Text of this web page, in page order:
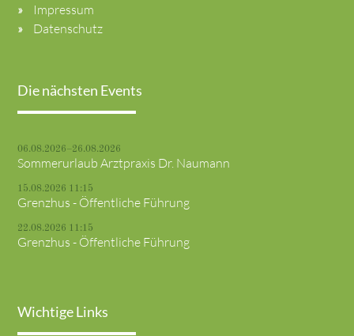
Impressum
Datenschutz
Die nächsten Events
06.08.2026–26.08.2026
Sommerurlaub Arztpraxis Dr. Naumann
15.08.2026 11:15
Grenzhus - Öffentliche Führung
22.08.2026 11:15
Grenzhus - Öffentliche Führung
Wichtige Links